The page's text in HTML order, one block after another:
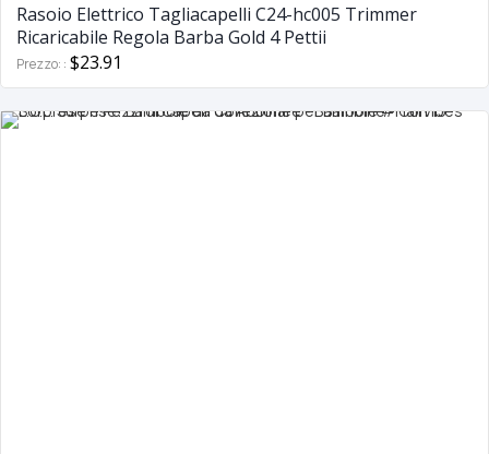
Rasoio Elettrico Tagliacapelli C24-hc005 Trimmer
Ricaricabile Regola Barba Gold 4 Pettii
Prezzo: $23.91